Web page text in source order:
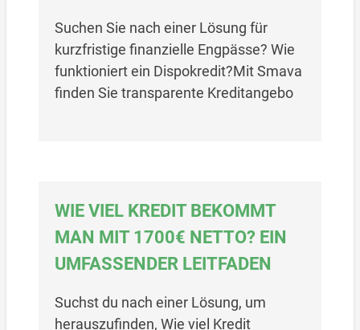
Suchen Sie nach einer Lösung für
kurzfristige finanzielle Engpässe? Wie
funktioniert ein Dispokredit?Mit Smava
finden Sie transparente Kreditangebo
WIE VIEL KREDIT BEKOMMT
MAN MIT 1700€ NETTO? EIN
UMFASSENDER LEITFADEN
Suchst du nach einer Lösung, um
herauszufinden, Wie viel Kredit